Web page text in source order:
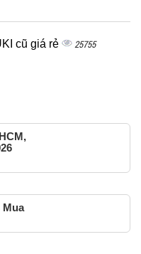
cũ giá rẻ 25755
Mua